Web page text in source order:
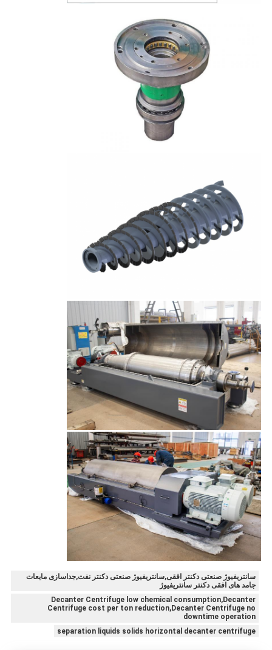
سانتریفیوژ صنعتی دکنتر افقی,سانتریفیوژ صنعتی دکنتر نفت,جداسازی مایعات
جامد های افقی دکنتر سانتریفیوژ
Decanter Centrifuge low chemical consumption,Decanter
Centrifuge cost per ton reduction,Decanter Centrifuge no
downtime operation
separation liquids solids horizontal decanter centrifuge